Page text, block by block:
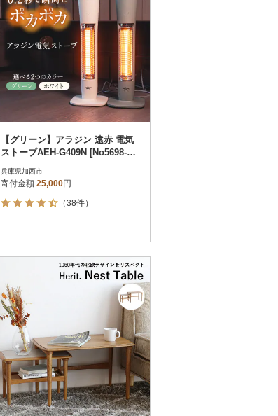
【グリーン】アラジン 遠赤 電気
ストーブAEH-G409N [No5698-78
兵庫県加西市
寄付金額 25,000円
（38件）